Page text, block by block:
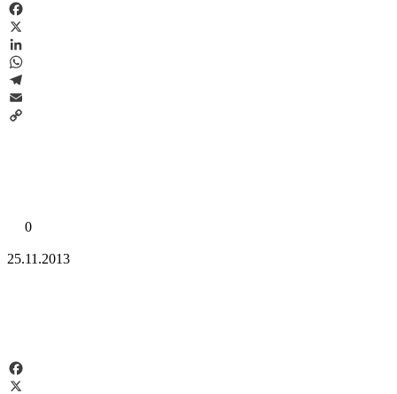
Facebook
X
LinkedIn
WhatsApp
Telegram
Email
0
25.11.2013
Facebook